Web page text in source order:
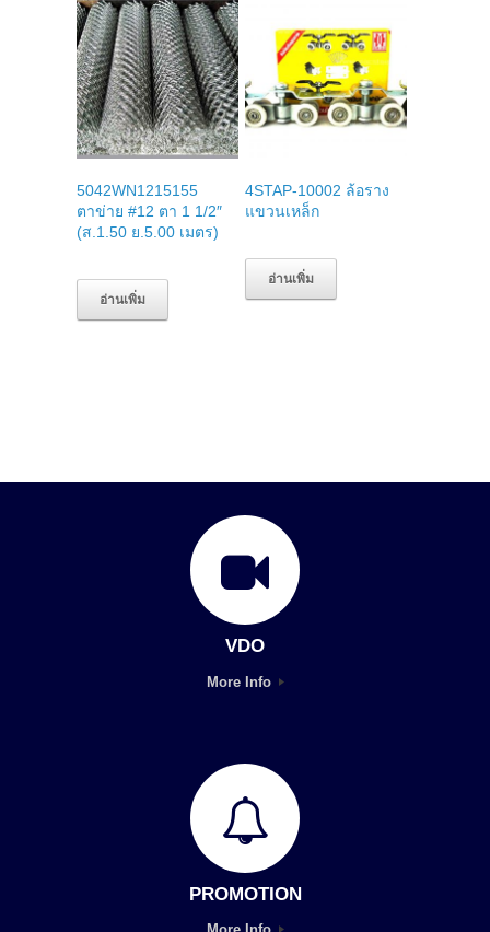
5042WN1215155
ตาข่าย #12 ตา 1 1/2″
(ส.1.50 ย.5.00 เมตร)
อ่านเพิ่ม
4STAP-10002 ล้อราง
แขวนเหล็ก
อ่านเพิ่ม
VDO
More Info
PROMOTION